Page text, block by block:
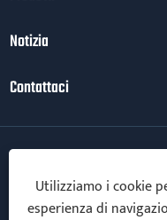
Notizia
Contattaci
Copyright © 2025
Utilizziamo i cookie
esperienza di